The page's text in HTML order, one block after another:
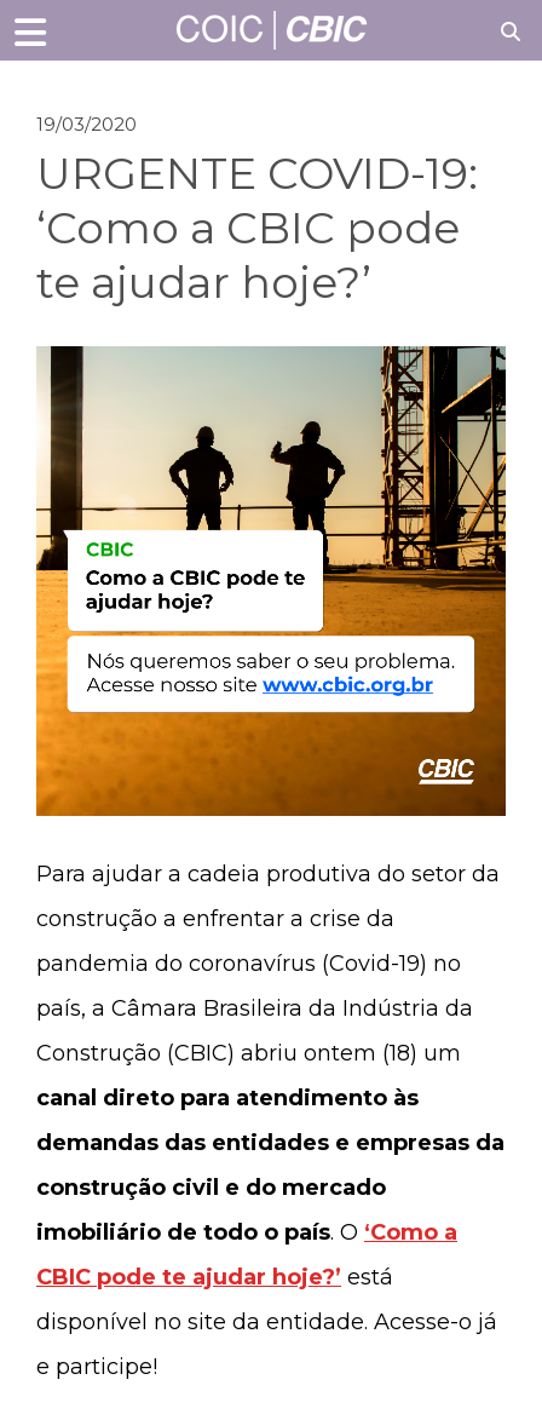
19/03/2020
URGENTE COVID-19:
‘Como a CBIC pode
te ajudar hoje?’
Para ajudar a cadeia produtiva do setor da
construção a enfrentar a crise da
pandemia do coronavírus (Covid-19) no
país, a Câmara Brasileira da Indústria da
Construção (CBIC) abriu ontem (18) um
canal direto para atendimento às
demandas das entidades e empresas da
construção civil e do mercado
imobiliário de todo o país. O ‘Como a
CBIC pode te ajudar hoje?’ está
disponível no site da entidade. Acesse-o já
e participe!